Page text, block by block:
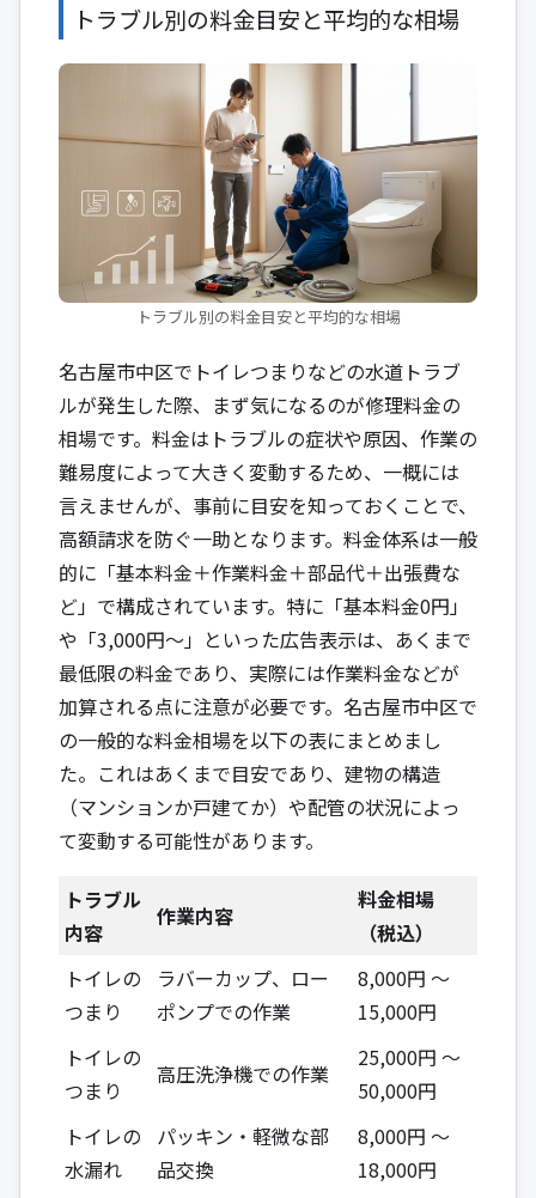
トラブル別の料金目安と平均的な相場
トラブル別の料金目安と平均的な相場
名古屋市中区でトイレつまりなどの水道トラブ
ルが発生した際、まず気になるのが修理料金の
相場です。料金はトラブルの症状や原因、作業の
難易度によって大きく変動するため、一概には
言えませんが、事前に目安を知っておくことで、
高額請求を防ぐ一助となります。料金体系は一般
的に「基本料金＋作業料金＋部品代＋出張費な
ど」で構成されています。特に「基本料金0円」
や「3,000円～」といった広告表示は、あくまで
最低限の料金であり、実際には作業料金などが
加算される点に注意が必要です。名古屋市中区で
の一般的な料金相場を以下の表にまとめまし
た。これはあくまで目安であり、建物の構造
（マンションか戸建てか）や配管の状況によっ
て変動する可能性があります。
トラブル
内容
作業内容
料金相場
（税込）
トイレの
つまり
ラバーカップ、ロー
ポンプでの作業
8,000円 ～
15,000円
トイレの
つまり
高圧洗浄機での作業
25,000円 ～
50,000円
トイレの
水漏れ
パッキン・軽微な部
品交換
8,000円 ～
18,000円